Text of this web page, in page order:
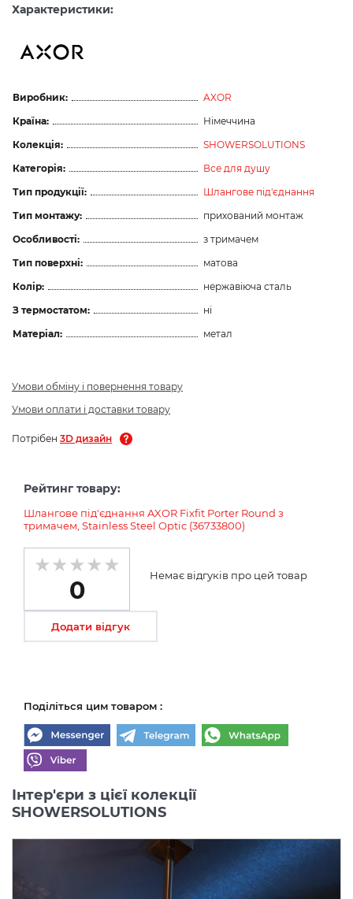
Характеристики:
Виробник:
AXOR
Країна:
Німеччина
Колекція:
SHOWERSOLUTIONS
Категорія:
Все для душу
Тип продукції:
Шлангове під'єднання
Тип монтажу:
прихований монтаж
Особливості:
з тримачем
Тип поверхні:
матова
Колір:
нержавіюча сталь
З термостатом:
ні
Матеріал:
метал
Умови обміну і повернення товару
Умови оплати і доставки товару
Потрібен 3D дизайн
Рейтинг товару:
Шлангове під'єднання AXOR Fixfit Porter Round з
тримачем, Stainless Steel Optic (36733800)
0
Немає відгуків про цей товар
Додати відгук
Поділіться цим товаром :
Інтер'єри з цієї колекції
SHOWERSOLUTIONS